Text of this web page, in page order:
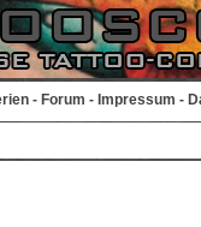
- Forum - Impressum -